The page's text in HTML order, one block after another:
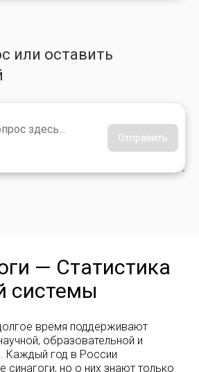
или оставить
Отправить
— Статистика
системы
время поддерживают
образовательной и
Каждый год в России
синагоги, но о них знают только